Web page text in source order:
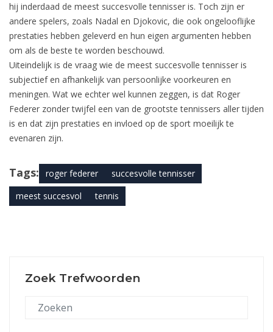
hij inderdaad de meest succesvolle tennisser is. Toch zijn er
andere spelers, zoals Nadal en Djokovic, die ook ongelooflijke
prestaties hebben geleverd en hun eigen argumenten hebben
om als de beste te worden beschouwd.
Uiteindelijk is de vraag wie de meest succesvolle tennisser is
subjectief en afhankelijk van persoonlijke voorkeuren en
meningen. Wat we echter wel kunnen zeggen, is dat Roger
Federer zonder twijfel een van de grootste tennissers aller tijden
is en dat zijn prestaties en invloed op de sport moeilijk te
evenaren zijn.
Tags: roger federer
succesvolle tennisser
meest succesvol
tennis
Zoek Trefwoorden